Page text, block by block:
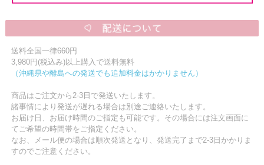
送料全国一律660円
3,980円(税込み)以上購入で送料無料
（沖縄県や離島への発送でも追加料金はかかりません）
商品はご注文から2-3日で発送いたします。
諸事情により発送が遅れる場合は別途ご連絡いたします。
お届け日、お届け時間のご指定も可能です。その場合には注文画面に
てご希望の時間帯をご指定ください。
なお、メール便の場合は順次発送となり、発送完了まで2-3日かかりま
すのでご注意ください。